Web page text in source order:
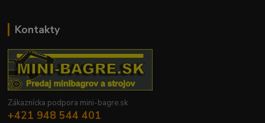
Kontakty
Zákaznícka podpora mini-bagre.sk
+421 948 544 401